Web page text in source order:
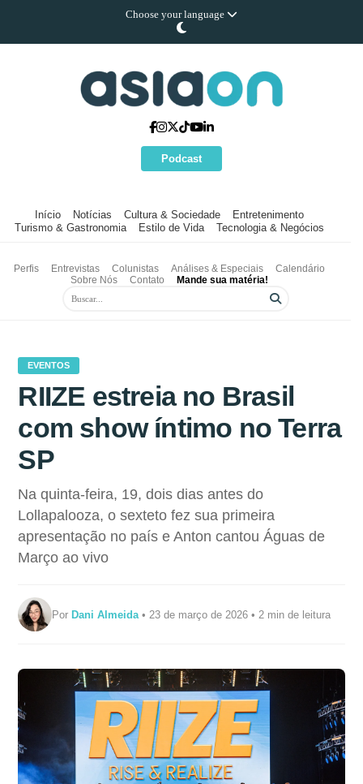
Choose your language
Podcast
Início Notícias Cultura & Sociedade
Entretenimento
Turismo & Gastronomia
Estilo de Vida Tecnologia & Negócios
Perfis Entrevistas Colunistas Análises & Especiais
Calendário
Sobre Nós
Contato Mande sua matéria!
EVENTOS
RIIZE estreia no Brasil
com show íntimo no Terra
SP
Na quinta-feira, 19, dois dias antes do
Lollapalooza, o sexteto fez sua primeira
apresentação no país e Anton cantou Águas de
Março ao vivo
PorDani Almeida • 23 de março de 2026 • 2 min de leitura